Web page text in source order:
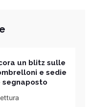
un blitz sulle
e sedie